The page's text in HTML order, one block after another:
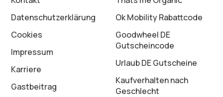
Datenschutz­erklärung
Cookies
Impressum
Karriere
Gastbeitrag
Ok Mobility Rabattcode
Goodwheel DE
Gutscheincode
Urlaub DE Gutscheine
Kaufverhalten nach
Geschlecht